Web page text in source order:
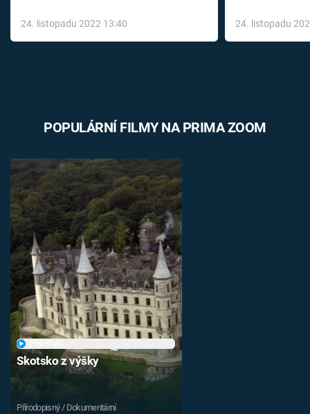
24. listopadu 2022 13:40
léky
24. listopadu
POPULÁRNÍ FILMY NA PRIMA ZOOM
Skotsko z výšky
Přírodopisný / Dokumentární